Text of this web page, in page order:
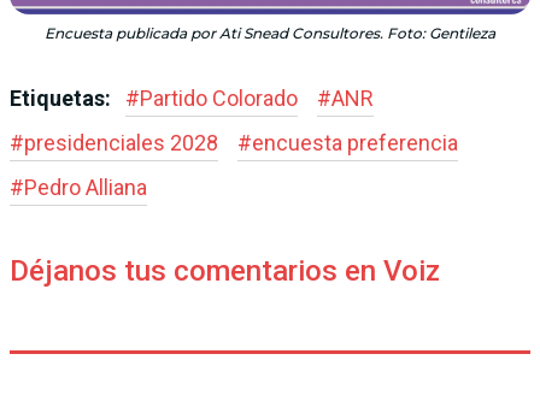
Encuesta publicada por Ati Snead Consultores. Foto: Gentileza
Etiquetas: #Partido Colorado #ANR
#presidenciales 2028 #encuesta preferencia
#Pedro Alliana
Déjanos tus comentarios en Voiz